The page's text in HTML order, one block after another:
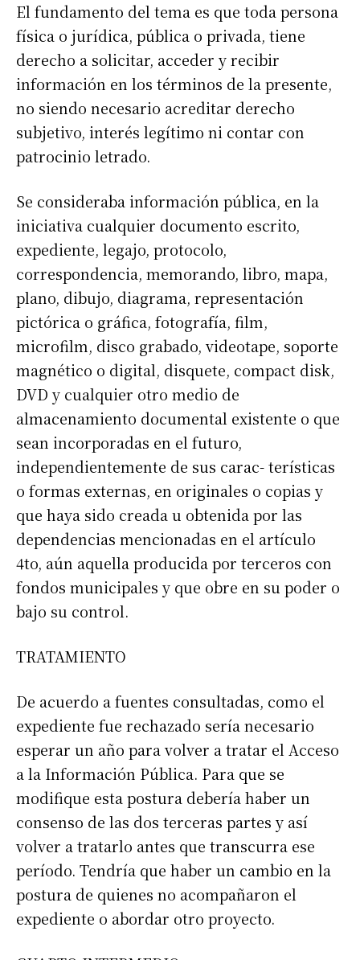
Suscribirme gratis
El fundamento del tema es que toda persona
física o jurídica, pública o privada, tiene
derecho a solicitar, acceder y recibir
información en los términos de la presente,
no siendo necesario acreditar derecho
subjetivo, interés legítimo ni contar con
patrocinio letrado.
Se consideraba información pública, en la
iniciativa cualquier documento escrito,
expediente, legajo, protocolo,
correspondencia, memorando, libro, mapa,
plano, dibujo, diagrama, representación
pictórica o gráfica, fotografía, film,
microfilm, disco grabado, videotape, soporte
magnético o digital, disquete, compact disk,
DVD y cualquier otro medio de
almacenamiento documental existente o que
sean incorporadas en el futuro,
independientemente de sus carac- terísticas
o formas externas, en originales o copias y
que haya sido creada u obtenida por las
dependencias mencionadas en el artículo
4to, aún aquella producida por terceros con
fondos municipales y que obre en su poder o
bajo su control.
TRATAMIENTO
De acuerdo a fuentes consultadas, como el
expediente fue rechazado sería necesario
esperar un año para volver a tratar el Acceso
a la Información Pública. Para que se
modifique esta postura debería haber un
consenso de las dos terceras partes y así
volver a tratarlo antes que transcurra ese
período. Tendría que haber un cambio en la
postura de quienes no acompañaron el
expediente o abordar otro proyecto.